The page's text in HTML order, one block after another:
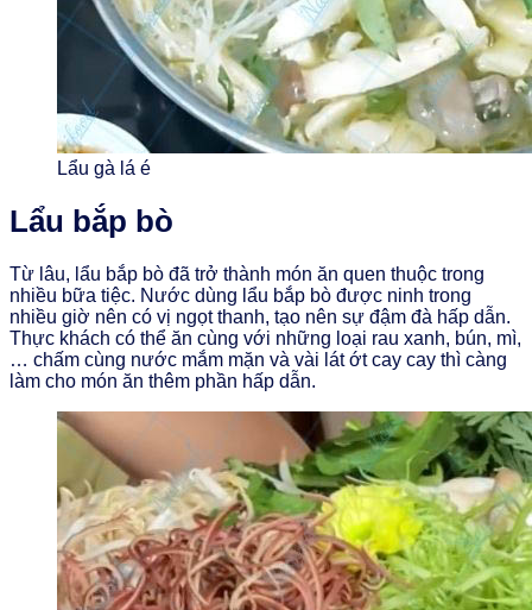
Lẩu gà lá é
Lẩu bắp bò
Từ lâu, lẩu bắp bò đã trở thành món ăn quen thuộc trong
nhiều bữa tiệc. Nước dùng lẩu bắp bò được ninh trong
nhiều giờ nên có vị ngọt thanh, tạo nên sự đậm đà hấp dẫn.
Thực khách có thể ăn cùng với những loại rau xanh, bún, mì,
… chấm cùng nước mắm mặn và vài lát ớt cay cay thì càng
làm cho món ăn thêm phần hấp dẫn.